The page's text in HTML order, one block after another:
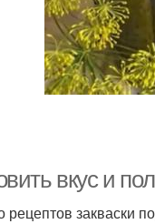
вкус и
рецептов закваски